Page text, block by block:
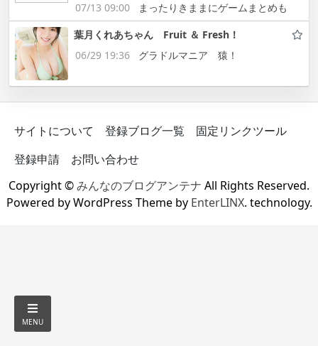
07/13 09:00
まったりきままにゲームまとめも
葉月くれあちゃん Fruit ＆ Fresh！
06/29 19:36
グラドルマニア 猿！
サイトについて 登録ブログ一覧
固定リンクツール
登録申請
お問い合わせ
Copyright ©みんなのブログアンテナ All Rights Reserved.
Powered by WordPress Theme by EnterLINX. technology.
MENU